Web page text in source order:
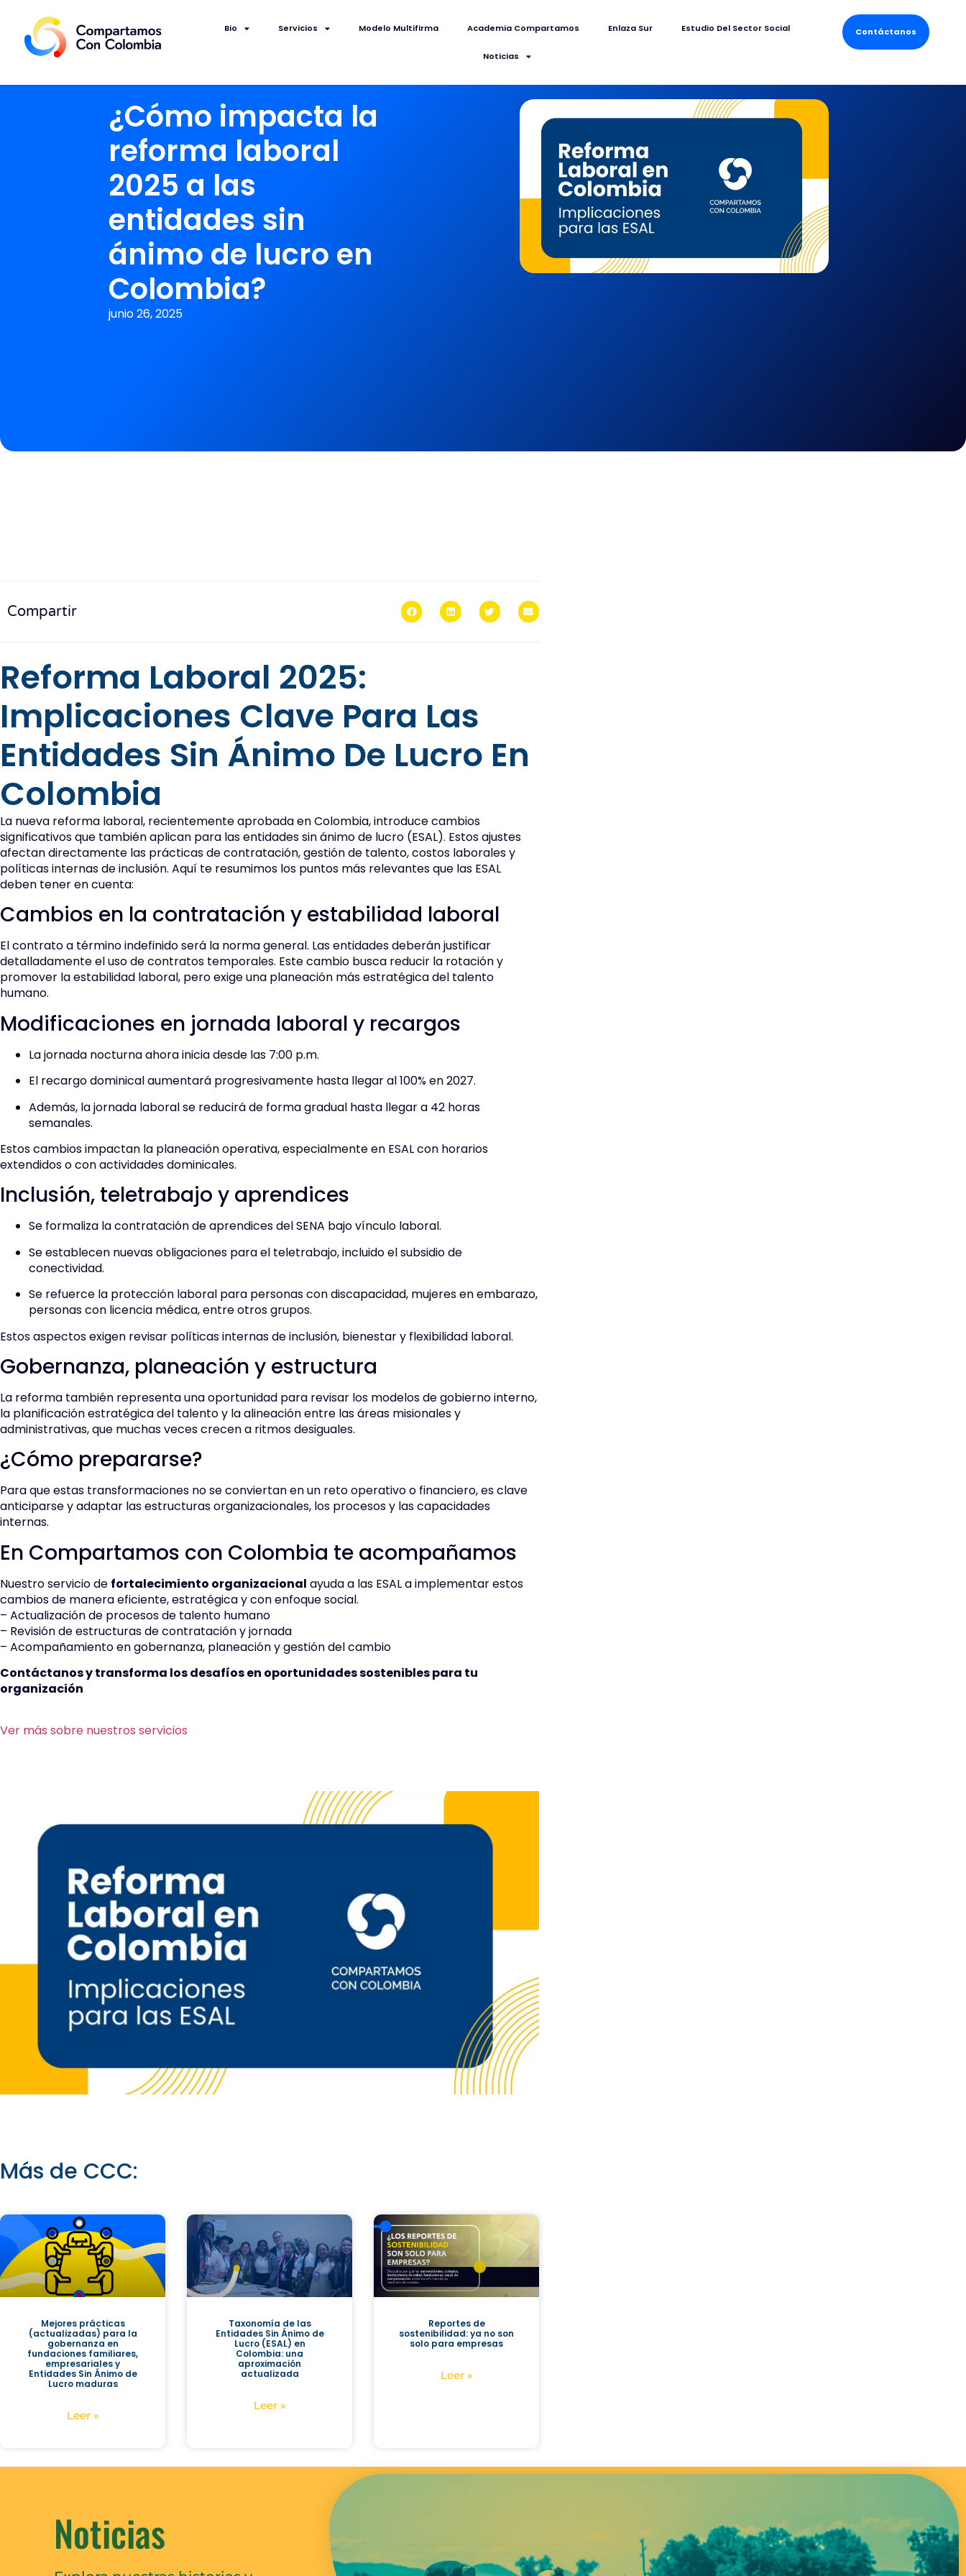
Contáctanos
Bio Servicios Modelo Multifirma Academia Compartamos Enlaza Sur Estudio Del Sector Social
Noticias
¿Cómo impacta la
reforma laboral
2025 a las
entidades sin
ánimo de lucro en
Colombia?
junio 26, 2025
Compartir
Reforma Laboral 2025:
Implicaciones Clave Para Las
Entidades Sin Ánimo De Lucro En
Colombia
La nueva reforma laboral, recientemente aprobada en Colombia, introduce cambios
significativos que también aplican para las entidades sin ánimo de lucro (ESAL). Estos ajustes
afectan directamente las prácticas de contratación, gestión de talento, costos laborales y
políticas internas de inclusión. Aquí te resumimos los puntos más relevantes que las ESAL
deben tener en cuenta:
Cambios en la contratación y estabilidad laboral
El contrato a término indefinido será la norma general. Las entidades deberán justificar
detalladamente el uso de contratos temporales. Este cambio busca reducir la rotación y
promover la estabilidad laboral, pero exige una planeación más estratégica del talento
humano.
Modificaciones en jornada laboral y recargos
La jornada nocturna ahora inicia desde las 7:00 p.m.
El recargo dominical aumentará progresivamente hasta llegar al 100% en 2027.
Además, la jornada laboral se reducirá de forma gradual hasta llegar a 42 horas
semanales.
Estos cambios impactan la planeación operativa, especialmente en ESAL con horarios
extendidos o con actividades dominicales.
Inclusión, teletrabajo y aprendices
Se formaliza la contratación de aprendices del SENA bajo vínculo laboral.
Se establecen nuevas obligaciones para el teletrabajo, incluido el subsidio de
conectividad.
Se refuerce la protección laboral para personas con discapacidad, mujeres en embarazo,
personas con licencia médica, entre otros grupos.
Estos aspectos exigen revisar políticas internas de inclusión, bienestar y flexibilidad laboral.
Gobernanza, planeación y estructura
La reforma también representa una oportunidad para revisar los modelos de gobierno interno,
la planificación estratégica del talento y la alineación entre las áreas misionales y
administrativas, que muchas veces crecen a ritmos desiguales.
¿Cómo prepararse?
Para que estas transformaciones no se conviertan en un reto operativo o financiero, es clave
anticiparse y adaptar las estructuras organizacionales, los procesos y las capacidades
internas.
En Compartamos con Colombia te acompañamos
Nuestro servicio de fortalecimiento organizacional ayuda a las ESAL a implementar estos
cambios de manera eficiente, estratégica y con enfoque social.
– Actualización de procesos de talento humano
– Revisión de estructuras de contratación y jornada
– Acompañamiento en gobernanza, planeación y gestión del cambio
Contáctanos y transforma los desafíos en oportunidades sostenibles para tu
organización
Ver más sobre nuestros servicios
Más de CCC:
Mejores prácticas
(actualizadas) para la
gobernanza en
fundaciones familiares,
empresariales y
Entidades Sin Ánimo de
Lucro maduras
Leer »
Taxonomía de las
Entidades Sin Ánimo de
Lucro (ESAL) en
Colombia: una
aproximación
actualizada
Leer »
Reportes de
sostenibilidad: ya no son
solo para empresas
Leer »
Noticias